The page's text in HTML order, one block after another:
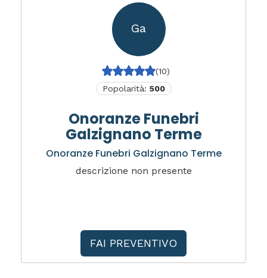
Ga
(10)
Popolarità: 500
Onoranze Funebri
Galzignano Terme
Onoranze Funebri Galzignano Terme
descrizione non presente
FAI PREVENTIVO